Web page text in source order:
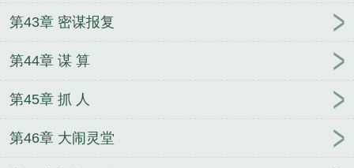
第43章 密谋报复
第44章 谋 算
第45章 抓 人
第46章 大闹灵堂